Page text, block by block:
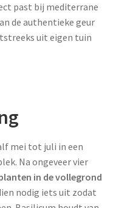
past bij mediterrane
de authentieke geur
uit eigen tuin
mei tot juli in een
Na ongeveer vier
in de vollegrond
nodig iets uit zodat